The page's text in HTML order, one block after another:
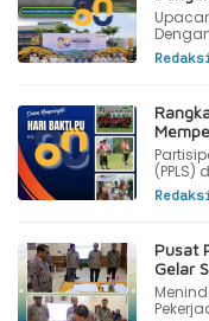
Pusat
Gelar